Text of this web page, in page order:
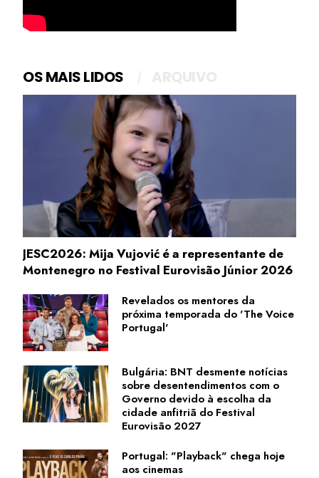
OS MAIS LIDOS
JESC2026: Mija Vujović é a representante de
Montenegro no Festival Eurovisão Júnior 2026
Revelados os mentores da
próxima temporada do 'The Voice
Portugal'
Bulgária: BNT desmente notícias
sobre desentendimentos com o
Governo devido à escolha da
cidade anfitriã do Festival
Eurovisão 2027
Portugal: "Playback" chega hoje
aos cinemas